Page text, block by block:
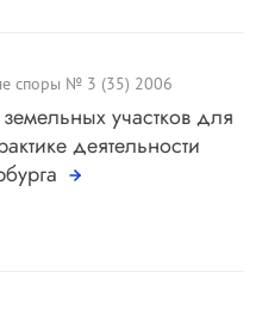
споры № 3 (35) 2006
участков для
деятельности